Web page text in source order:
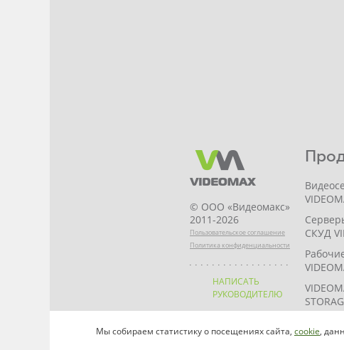
© ООО «Видеомакс»
2011-2026
Пользовательское соглашение
Политика конфиденциальности
НАПИСАТЬ
РУКОВОДИТЕЛЮ
СКУД
Мы собираем статистику о посещениях сайта, cookie,